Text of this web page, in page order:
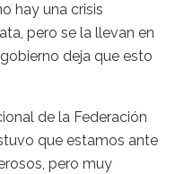
hay una crisis
pero se la llevan en
deja que esto
de la Federación
que estamos ante
pero muy